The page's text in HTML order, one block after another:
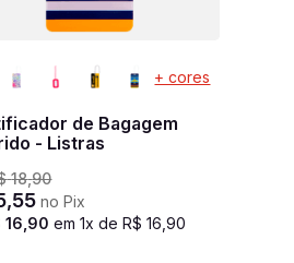
+ cores
de Bagagem
- Listras
18,90
,55 no Pix
16 90 em1x deR$ 16 ,90